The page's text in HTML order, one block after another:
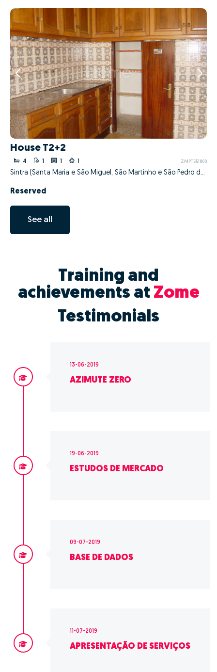
House T2+2
4 1 1 1 ZMPT551800
Sintra (Santa Maria e São Miguel, São Martinho e São Pedro de Penaferrim), Sintra, Lisboa
Reserved
See all
Training and
achievements at Zome
Testimonials
13-06-2019
AZIMUTE ZERO
19-06-2019
ESTUDOS DE MERCADO
09-07-2019
BASE DE DADOS
11-07-2019
APRESENTAÇÃO DE SERVIÇOS